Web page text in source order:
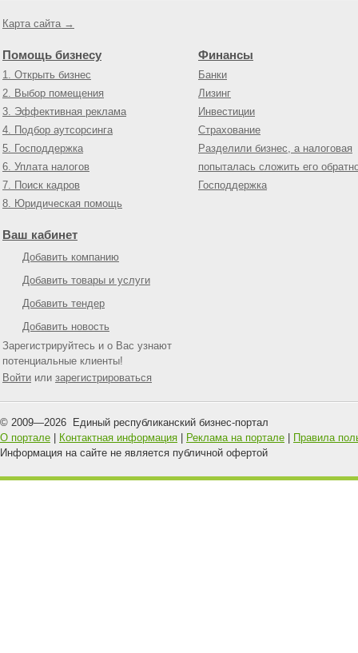
Карта сайта →
Помощь бизнесу
1. Открыть бизнес
2. Выбор помещения
3. Эффективная реклама
4. Подбор аутсорсинга
5. Господдержка
6. Уплата налогов
7. Поиск кадров
8. Юридическая помощь
Финансы
Банки
Лизинг
Инвестиции
Страхование
Разделили бизнес, а налоговая
попыталась сложить его
Господдержка
Ваш кабинет
Добавить компанию
Добавить товары и услуги
Добавить тендер
Добавить новость
Зарегистрируйтесь и о Вас узнают
потенциальные клиенты!
Войти или зарегистрироваться
© 2009—2026 Единый республиканский бизнес-портал
О портале
Контактная информация Реклама на портале
Правила
Информация на сайте не является публичной офертой